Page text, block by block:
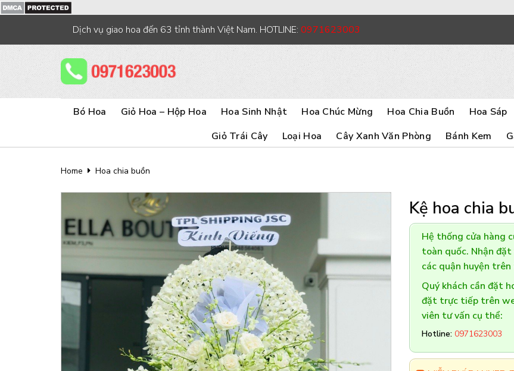
content
Dịch vụ giao hoa đến 63 tỉnh thành Việt Nam. HOTLINE: 0971623003
Bó Hoa Giỏ Hoa – Hộp Hoa Hoa Sinh Nhật Hoa Chúc Mừng Hoa Chia Buồn Hoa Sáp
Giỏ Trái Cây
Loại Hoa Cây Xanh Văn Phòng Bánh Kem
Home Hoa chia buồn
Kệ hoa chia
Hệ thống cửa hàng
toàn quốc. Nhận
các quận huyện
Quý khách cần đặt
đặt trực tiếp trên
viên tư vấn cụ thể:
Hotline: 0971623003